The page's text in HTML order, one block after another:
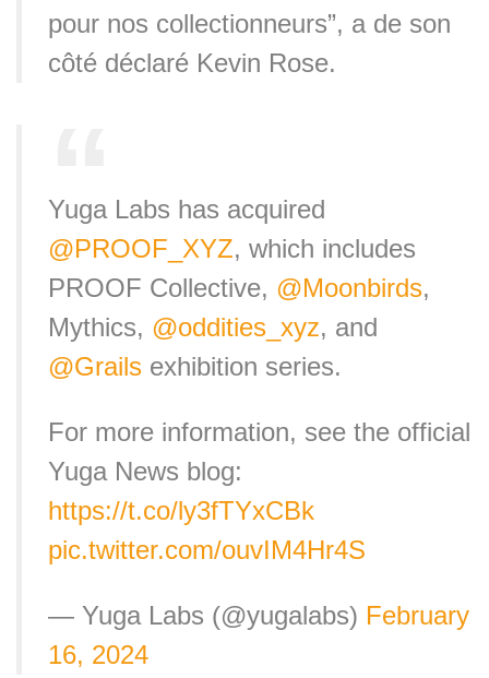
pour nos collectionneurs”, a de son
côté déclaré Kevin Rose.
Yuga Labs has acquired
@PROOF_XYZ, which includes
PROOF Collective, @Moonbirds,
Mythics, @oddities_xyz, and
@Grails exhibition series.
For more information, see the official
Yuga News blog:
https://t.co/ly3fTYxCBk
pic.twitter.com/ouvIM4Hr4S
— Yuga Labs (@yugalabs) February
16, 2024